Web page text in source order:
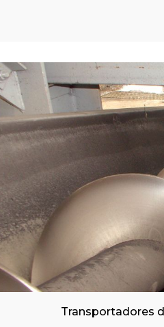
Transportadores